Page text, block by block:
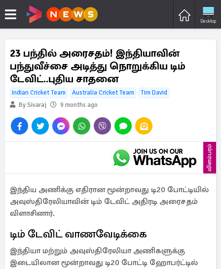
Desktop
23 பந்தில் அரைசதம்! இந்தியாவின்
பந்துவீச்சை அடித்து நொறுக்கிய டிம்
டேவிட்..புதிய சாதனை
Indian Cricket Team Australia Cricket Team
Tim David
By Sivaraj
9 months ago
விளம்பரம்
இந்திய அணிக்கு எதிரான மூன்றாவது டி20 போட்டியில்
அவுஸ்திரேலியாவின் டிம் டேவிட் அதிரடி அரைசதம்
விளாசினார்.
டிம் டேவிட் வாணவேடிக்கை
இந்தியா மற்றும் அவுஸ்திரேலியா அணிகளுக்கு
இடையிலான மூன்றாவது டி20 போட்டி ஹோபர்ட்டில்